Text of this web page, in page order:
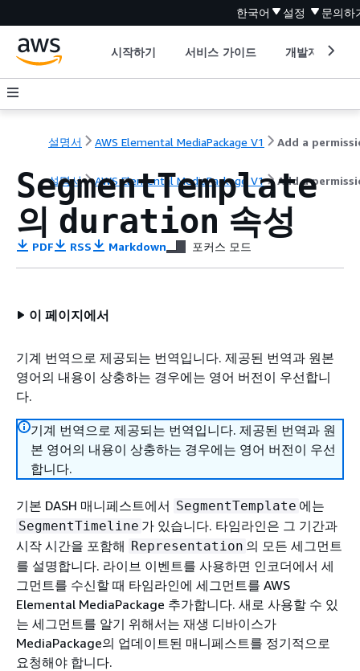
한국어 설정 문의하
시작하기 서비스 가이드 개발자 도구
설명서 AWS Elemental MediaPackage V1
설명서 AWS Elemental MediaPackage V1 Add a
SegmentTemplate
의 duration 속성
PDF RSS Markdown 포커스 모드
이 페이지에서
기계 번역으로 제공되는 번역입니다. 제공된 번역과 원본
영어의 내용이 상충하는 경우에는 영어 버전이 우선합니
다.
기계 번역으로 제공되는 번역입니다. 제공된 번역과 원
본 영어의 내용이 상충하는 경우에는 영어 버전이 우선
합니다.
기본 DASH 매니페스트에서 SegmentTemplate 에는
SegmentTimeline 가 있습니다. 타임라인은 그 기간과
시작 시간을 포함해 Representation 의 모든 세그먼트
를 설명합니다. 라이브 이벤트를 사용하면 인코더에서 세
그먼트를 수신할 때 타임라인에 세그먼트를 AWS
Elemental MediaPackage 추가합니다. 새로 사용할 수 있
는 세그먼트를 알기 위해서는 재생 디바이스가
MediaPackage의 업데이트된 매니페스트를 정기적으로
요청해야 합니다.